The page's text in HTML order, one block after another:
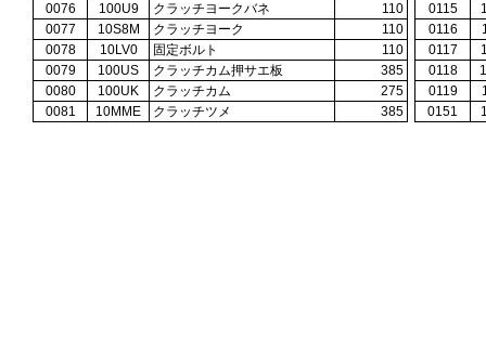
0076
100U9 クラッチヨークバネ 110 0115
0077
10S8M クラッチヨーク 110 0116
0078
10LV0 固定ボルト 110 0117
0079
100US クラッチカム押サエ板 385 0118
0080
100UK クラッチカム 275 0119
0081
10MME クラッチツメ 385 0151